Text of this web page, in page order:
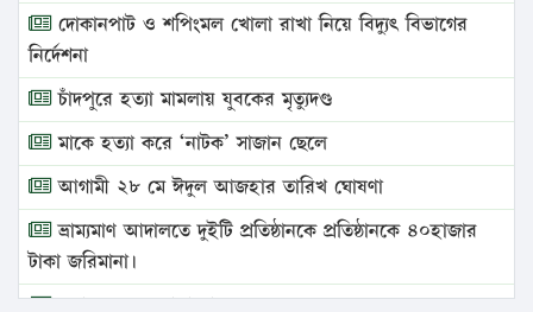
দোকানপাট ও শপিংমল খোলা রাখা নিয়ে বিদ্যুৎ বিভাগের
নির্দেশনা
চাঁদপুরে হত্যা মামলায় যুবকের মৃত্যুদণ্ড
মাকে হত্যা করে ‘নাটক’ সাজান ছেলে
আগামী ২৮ মে ঈদুল আজহার তারিখ ঘোষণা
ভ্রাম্যমাণ আদালতে দুইটি প্রতিষ্ঠানকে প্রতিষ্ঠানকে ৪০হাজার
টাকা জরিমানা।
এবার লঞ্চের ভাড়া বাড়ল